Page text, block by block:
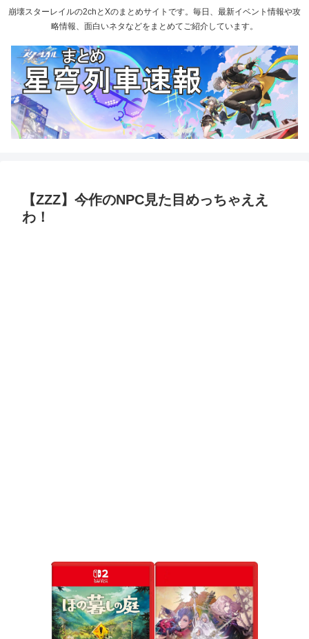
崩壊スターレイルの2chとXのまとめサイトです。毎日、最新イベント情報や攻
略情報、面白いネタなどをまとめてご紹介しています。
【ZZZ】今作のNPC見た目めっちゃええ
わ！